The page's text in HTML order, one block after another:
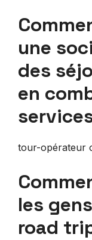
une
des
en
tour-opérateur
les
road